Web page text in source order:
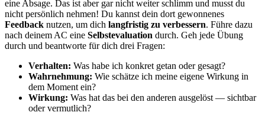
eine Absage. Das ist aber gar nicht weiter schlimm und musst du
nicht persönlich nehmen! Du kannst dein dort gewonnenes
Feedback nutzen, um dich langfristig zu verbessern. Führe dazu
nach deinem AC eine Selbstevaluation durch. Geh jede Übung
durch und beantworte für dich drei Fragen:
Verhalten: Was habe ich konkret getan oder gesagt?
Wahrnehmung: Wie schätze ich meine eigene Wirkung in
dem Moment ein?
Wirkung: Was hat das bei den anderen ausgelöst — sichtbar
oder vermutlich?